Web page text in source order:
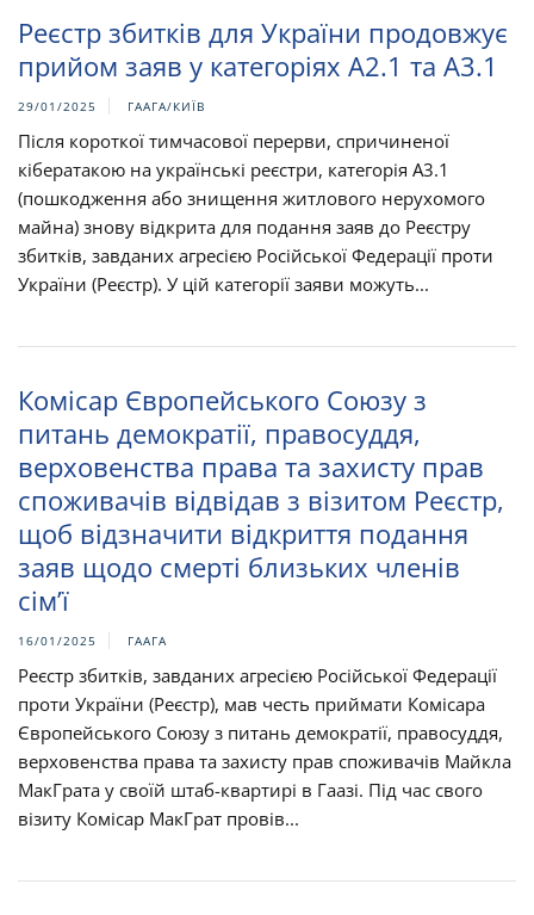
Реєстр збитків для України продовжує
прийом заяв у категоріях А2.1 та А3.1
29/01/2025 ГААГА/КИЇВ
Після короткої тимчасової перерви, спричиненої
кібератакою на українські реєстри, категорія А3.1
(пошкодження або знищення житлового нерухомого
майна) знову відкрита для подання заяв до Реєстру
збитків, завданих агресією Російської Федерації проти
України (Реєстр). У цій категорії заяви можуть...
Комісар Європейського Союзу з
питань демократії, правосуддя,
верховенства права та захисту прав
споживачів відвідав з візитом Реєстр,
щоб відзначити відкриття подання
заяв щодо смерті близьких членів
сім’ї
16/01/2025 ГААГА
Реєстр збитків, завданих агресією Російської Федерації
проти України (Реєстр), мав честь приймати Комісара
Європейського Союзу з питань демократії, правосуддя,
верховенства права та захисту прав споживачів Майкла
МакГрата у своїй штаб-квартирі в Гаазі. Під час свого
візиту Комісар МакГрат провів...